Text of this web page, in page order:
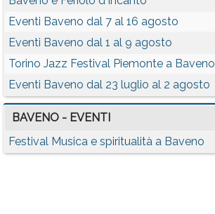
Eventi Baveno dal 7 al 16 agosto
Eventi Baveno dal 1 al 9 agosto
Torino Jazz Festival Piemonte a Baveno
Eventi Baveno dal 23 luglio al 2 agosto
BAVENO - EVENTI
Festival Musica e spiritualità a Baveno